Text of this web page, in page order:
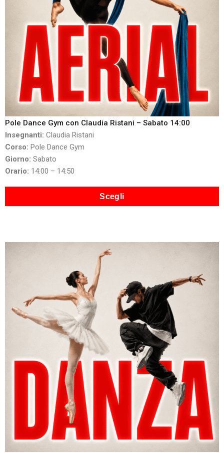
Pole Dance Gym con Claudia Ristani – Sabato 14:00
Insegnanti: Claudia Ristani
Corso: Pole Dance Gym
Giorno: Sabato
Orario: 14:00 – 14:50
Scegli